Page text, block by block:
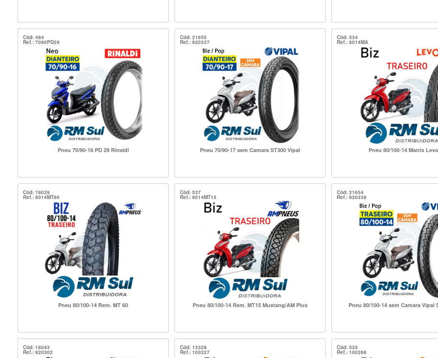
Cód: 484
Ref.: 7090PD29
Pneu 70/90-16 PD 29 Rinaldi
Cód: 21655
Ref.: 920337
Pneu 70/90-17 sem Camara ST300 Vipal
Cód: 534
Ref.: 8014MA
Pneu 80/100-14 Matrix
Cód: 19029
Ref.: 8014MT60
Pneu 80/100-14 Rem. MT 60
Cód: 537
Ref.: 8014MT15
Pneu 80/100-14 Rem. MT15 Mustang/AM Plus
Cód: 21654
Ref.: 920338
Pneu 80/100-14 sem Camara Vipal
Cód: 18043
Ref.: 920302
Cód: 13328
Ref.: 100327
Cód: 535
Ref.: 100266